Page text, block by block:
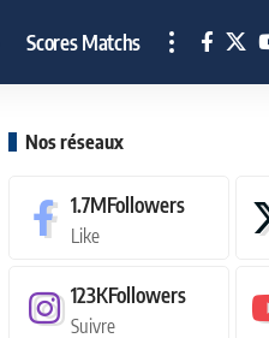
Scores Matchs
Nos réseaux
1.7MFollowers
Like
123KFollowers
Suivre